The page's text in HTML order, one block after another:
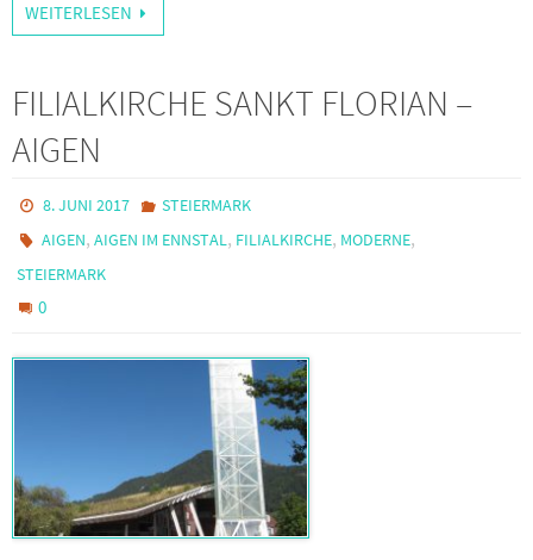
WEITERLESEN
FILIALKIRCHE SANKT FLORIAN –
AIGEN
8. JUNI 2017
STEIERMARK
AIGEN,AIGEN IM ENNSTAL, FILIALKIRCHE, MODERNE,
STEIERMARK
0